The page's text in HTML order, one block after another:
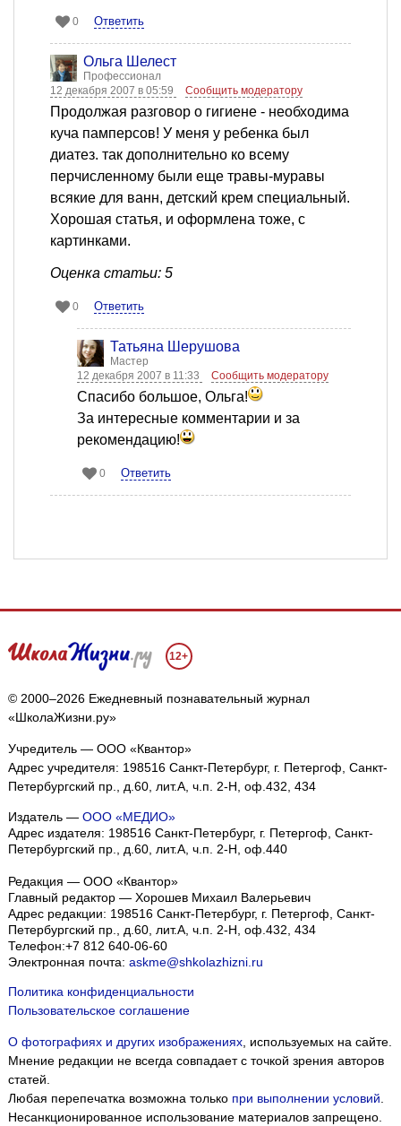
0 Ответить
Ольга Шелест
Профессионал
12 декабря 2007 в 05:59
Сообщить модератору
Продолжая разговор о гигиене - необходима
куча памперсов! У меня у ребенка был
диатез. так дополнительно ко всему
перчисленному были еще травы-муравы
всякие для ванн, детский крем специальный.
Хорошая статья, и оформлена тоже, с
картинками.
Оценка статьи: 5
0 Ответить
Татьяна Шерушова
Мастер
12 декабря 2007 в 11:33
Сообщить модератору
Спасибо большое, Ольга!
За интересные комментарии и за
рекомендацию!
0 Ответить
12+
© 2000–2026 Ежедневный познавательный журнал
«ШколаЖизни.ру»
Учредитель — ООО «Квантор»
Адрес учредителя: 198516 Санкт-Петербург, г. Петергоф, Санкт-
Петербургский пр., д.60, лит.А, ч.п. 2-Н, оф.432, 434
Издатель — ООО «МЕДИО»
Адрес издателя: 198516 Санкт-Петербург, г. Петергоф, Санкт-
Петербургский пр., д.60, лит.А, ч.п. 2-Н, оф.440
Редакция — ООО «Квантор»
Главный редактор — Хорошев Михаил Валерьевич
Адрес редакции: 198516 Санкт-Петербург, г. Петергоф, Санкт-
Петербургский пр., д.60, лит.А, ч.п. 2-Н, оф.432, 434
Телефон:+7 812 640-06-60
Электронная почта: askme@shkolazhizni.ru
Политика конфиденциальности
Пользовательское соглашение
О фотографиях и других изображениях, используемых на сайте.
Мнение редакции не всегда совпадает с точкой зрения авторов
статей.
Любая перепечатка возможна только при выполнении условий.
Несанкционированное использование материалов запрещено.